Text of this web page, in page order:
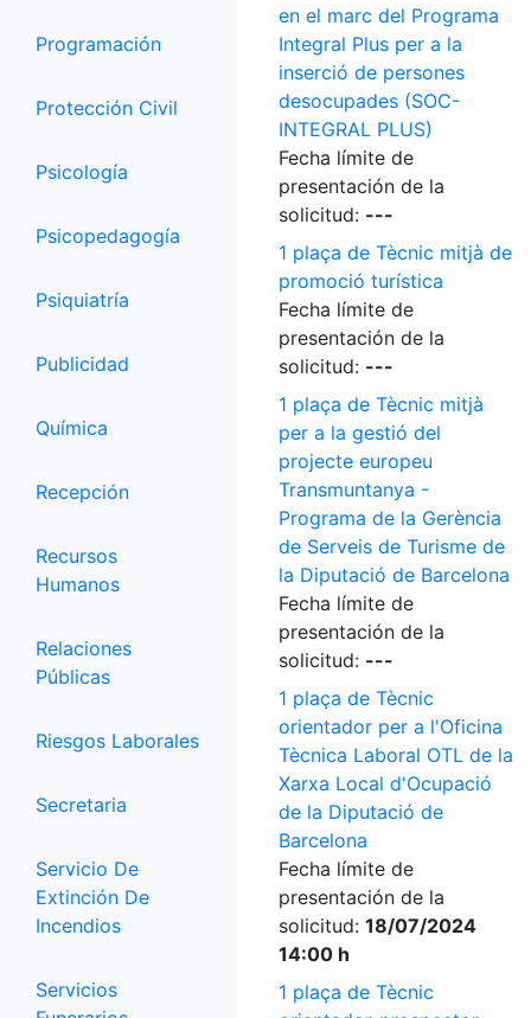
Programación
Protección Civil
Psicología
Psicopedagogía
Psiquiatría
Publicidad
Química
Recepción
Recursos
Humanos
Relaciones
Públicas
Riesgos Laborales
Secretaria
Servicio De
Extinción De
Incendios
Servicios
en el marc del Programa
Integral Plus per a la
inserció de persones
desocupades (SOC-
INTEGRAL PLUS)
Fecha límite de
presentación de la
solicitud: ---
1 plaça de Tècnic mitjà de
promoció turística
Fecha límite de
presentación de la
solicitud: ---
1 plaça de Tècnic mitjà
per a la gestió del
projecte europeu
Transmuntanya -
Programa de la Gerència
de Serveis de Turisme de
la Diputació de Barcelona
Fecha límite de
presentación de la
solicitud: ---
1 plaça de Tècnic
orientador per a l'Oficina
Tècnica Laboral OTL de la
Xarxa Local d'Ocupació
de la Diputació de
Barcelona
Fecha límite de
presentación de la
solicitud: 18/07/2024
14:00 h
1 plaça de Tècnic